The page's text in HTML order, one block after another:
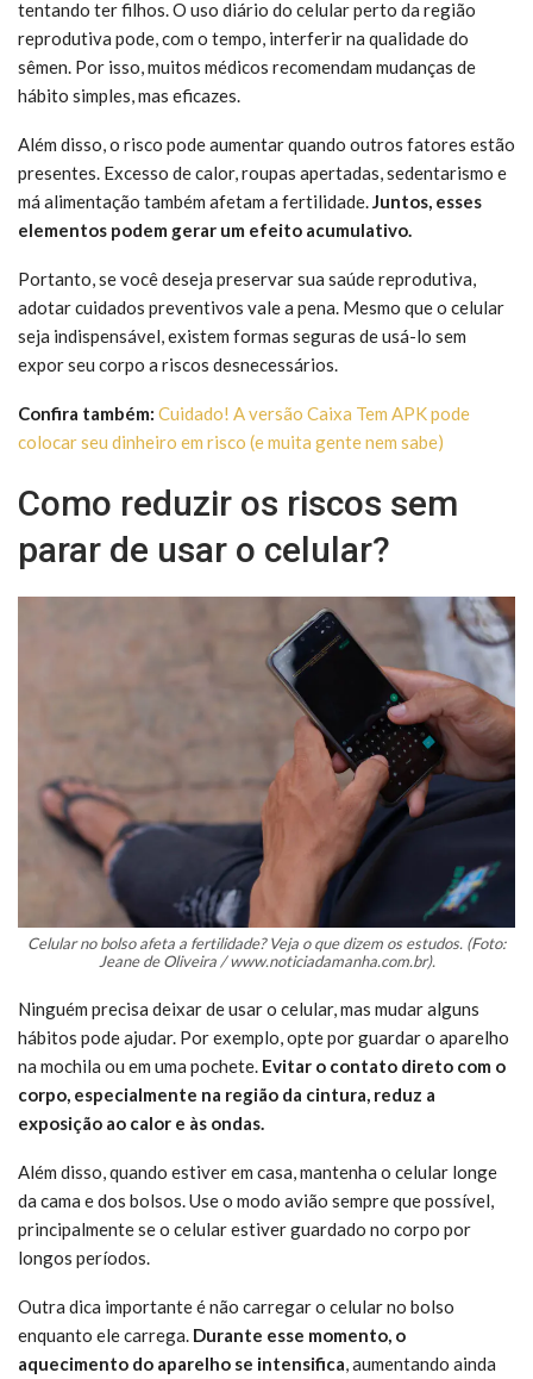
tentando ter filhos. O uso diário do celular perto da região
reprodutiva pode, com o tempo, interferir na qualidade do
sêmen. Por isso, muitos médicos recomendam mudanças de
hábito simples, mas eficazes.
Além disso, o risco pode aumentar quando outros fatores estão
presentes. Excesso de calor, roupas apertadas, sedentarismo e
má alimentação também afetam a fertilidade.Juntos, esses
elementos podem gerar um efeito acumulativo.
Portanto, se você deseja preservar sua saúde reprodutiva,
adotar cuidados preventivos vale a pena. Mesmo que o celular
seja indispensável, existem formas seguras de usá-lo sem
expor seu corpo a riscos desnecessários.
Confira também: Cuidado! A versão Caixa Tem APK pode
colocar seu dinheiro em risco (e muita gente nem sabe)
Como reduzir os riscos sem
parar de usar o celular?
Celular no bolso afeta a fertilidade? Veja o que dizem os estudos. (Foto:
Jeane de Oliveira / www.noticiadamanha.com.br).
Ninguém precisa deixar de usar o celular, mas mudar alguns
hábitos pode ajudar. Por exemplo, opte por guardar o aparelho
na mochila ou em uma pochete. Evitar o contato direto com o
corpo, especialmente na região da cintura, reduz a
exposição ao calor e às ondas.
Além disso, quando estiver em casa, mantenha o celular longe
da cama e dos bolsos. Use o modo avião sempre que possível,
principalmente se o celular estiver guardado no corpo por
longos períodos.
Outra dica importante é não carregar o celular no bolso
enquanto ele carrega. Durante esse momento, o
aquecimento do aparelho se intensifica, aumentando ainda